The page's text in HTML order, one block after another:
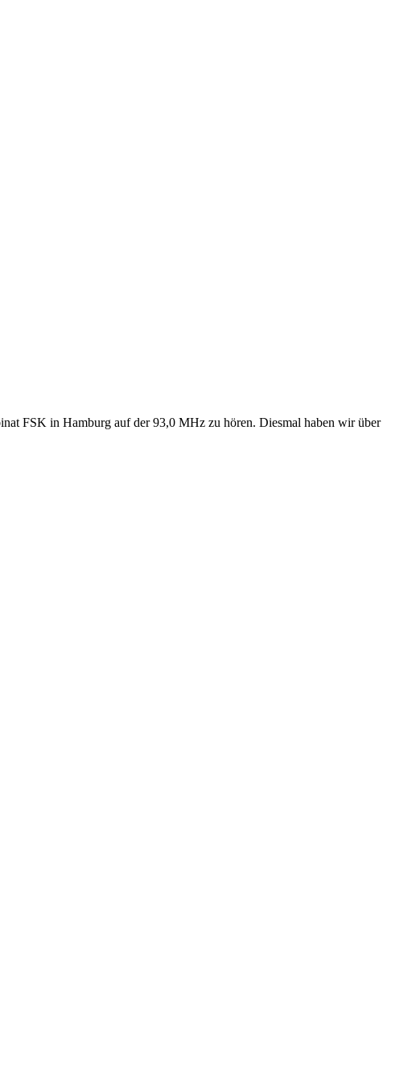
FSK in Hamburg auf der 93,0 MHz zu hören. Diesmal haben wir über